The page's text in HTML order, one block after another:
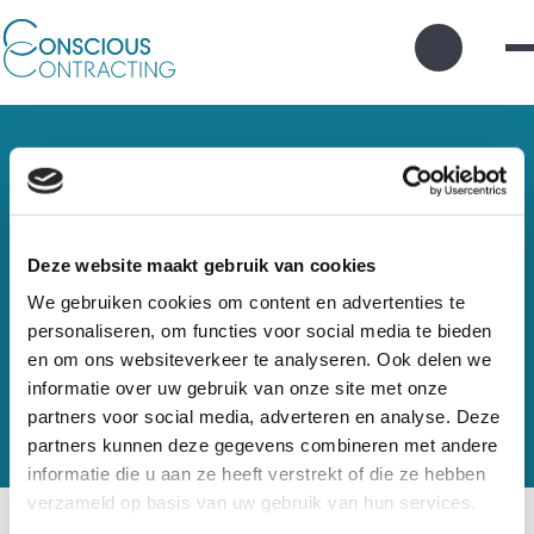
Deze website maakt gebruik van cookies
We gebruiken cookies om content en advertenties te
personaliseren, om functies voor social media te bieden
en om ons websiteverkeer te analyseren. Ook delen we
informatie over uw gebruik van onze site met onze
partners voor social media, adverteren en analyse. Deze
partners kunnen deze gegevens combineren met andere
informatie die u aan ze heeft verstrekt of die ze hebben
verzameld op basis van uw gebruik van hun services.
Zoek
knop
Zuyd
21 mei 2024
Op 21 mei geeft Boukje Keijzer een inspirerende
masterclass over conscious contracting aan
rechtenstudenten van de Hogeschool Zuyd. Het
lectoraat van de opleiding Hbo-rechten van de
faculteit Management en Recht houdt zich bezig met